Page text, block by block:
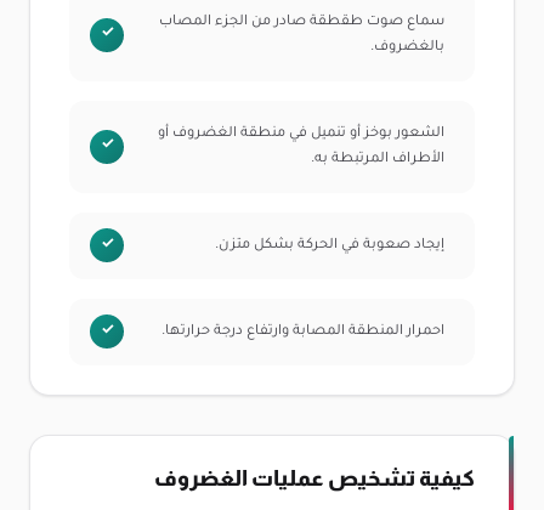
سماع صوت طقطقة صادر من الجزء المصاب
بالغضروف.
الشعور بوخز أو تنميل في منطقة الغضروف أو
الأطراف المرتبطة به.
إيجاد صعوبة في الحركة بشكل متزن.
احمرار المنطقة المصابة وارتفاع درجة حرارتها.
كيفية تشخيص عمليات الغضروف